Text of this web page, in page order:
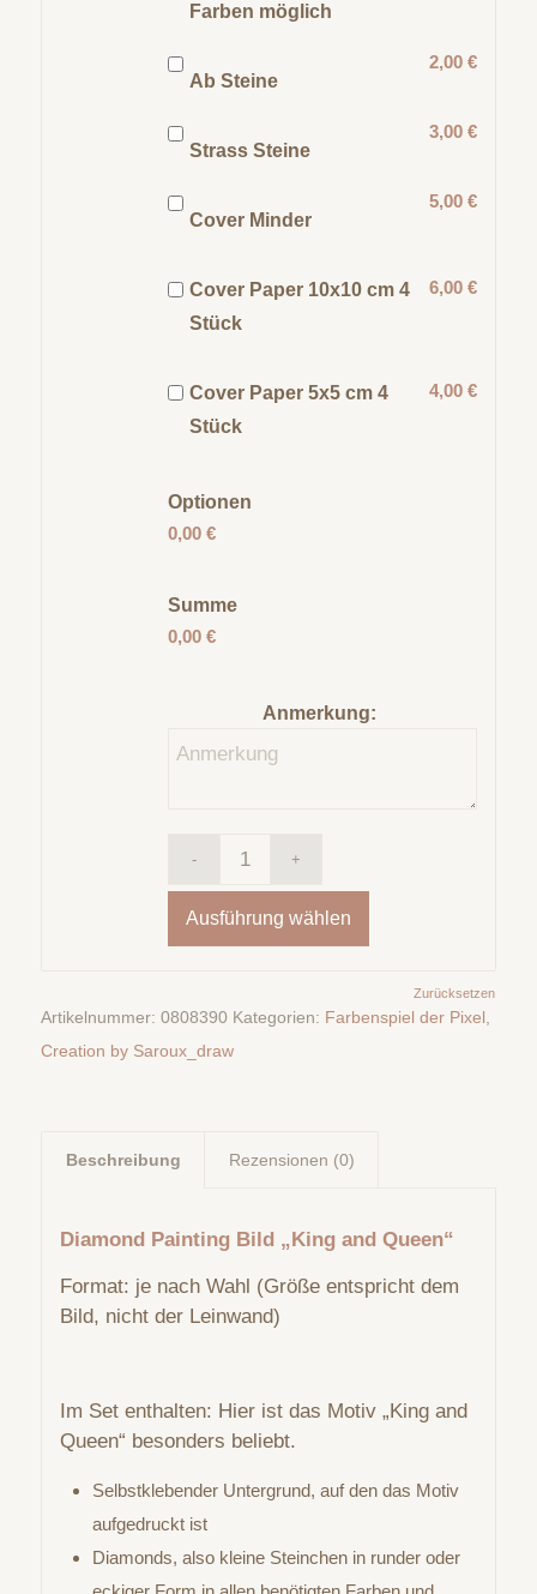
Zurücksetzen
Farben möglich
Ab Steine
2,00 €
Strass Steine
3,00 €
Cover Minder
5,00 €
Cover Paper 10x10 cm 4
Stück
6,00 €
Cover Paper 5x5 cm 4
Stück
4,00 €
Optionen
0,00 €
Summe
0,00 €
Anmerkung:
Ausführung wählen
Artikelnummer: 0808390 Kategorien: Farbenspiel der Pixel,
Creation by Saroux_draw
Beschreibung Rezensionen (0)
Diamond Painting Bild „King and Queen“
Format: je nach Wahl (Größe entspricht dem
Bild, nicht der Leinwand)
Im Set enthalten: Hier ist das Motiv „King and
Queen“ besonders beliebt.
Selbstklebender Untergrund, auf den das Motiv
aufgedruckt ist
Diamonds, also kleine Steinchen in runder oder